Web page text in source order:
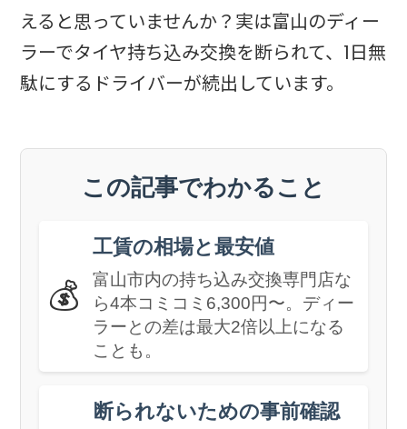
えると思っていませんか？実は富山のディー
ラーでタイヤ持ち込み交換を断られて、1日無
駄にするドライバーが続出しています。
この記事でわかること
💰
工賃の相場と最安値
富山市内の持ち込み交換専門店な
ら4本コミコミ6,300円〜。ディー
ラーとの差は最大2倍以上になる
ことも。
断られないための事前確認